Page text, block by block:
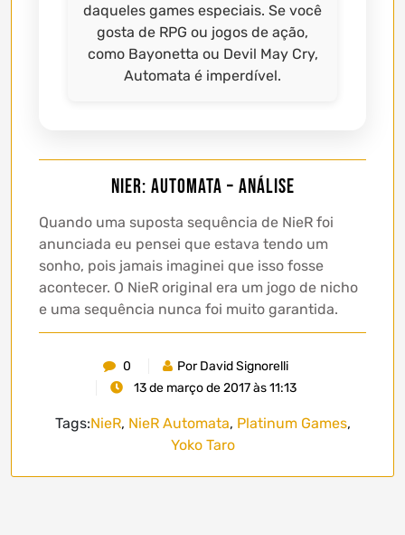
daqueles games especiais. Se você
gosta de RPG ou jogos de ação,
como Bayonetta ou Devil May Cry,
Automata é imperdível.
NieR: Automata – Análise
Quando uma suposta sequência de NieR foi
anunciada eu pensei que estava tendo um
sonho, pois jamais imaginei que isso fosse
acontecer. O NieR original era um jogo de nicho
e uma sequência nunca foi muito garantida.
0
Por David Signorelli
13 de março de 2017 às 11:13
Tags:NieR, NieR Automata, Platinum Games,
Yoko Taro